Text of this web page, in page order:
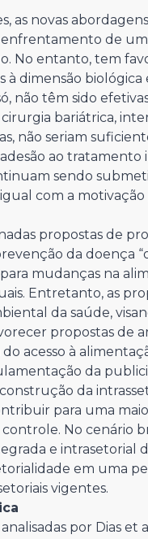
as novas
de
No entanto, tem
à dimensão
não têm sido
bariátrica,
não seriam
ao
sendo
com a
propostas de
da doença
mudanças na
Entretanto, as
da saúde,
propostas de
acesso à
da
da
para uma
No cenário
e intrasetorial
em uma
vigentes.
por Dias et